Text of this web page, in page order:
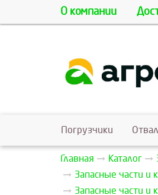
О компании
Погрузчики
Главная Каталог
Запасные части и
Запасные части и